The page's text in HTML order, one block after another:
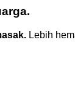
Lebih